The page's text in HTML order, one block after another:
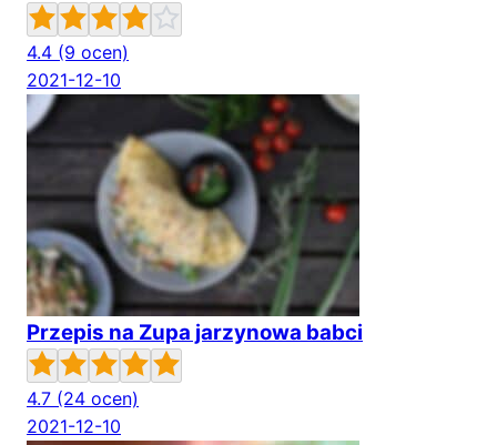
4.4 (9 ocen)
2021-12-10
Przepis na Zupa jarzynowa babci
4.7 (24 ocen)
2021-12-10